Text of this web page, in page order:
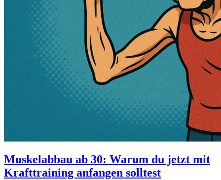
Muskelabbau ab 30: Warum du jetzt mit
Krafttraining anfangen solltest